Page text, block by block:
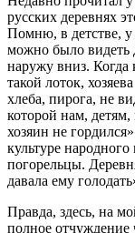
русских деревнях
Помню, в детстве, у
можно было видеть
наружу вниз. Когда
такой лоток,
хлеба, пирога, не
которой нам,
хозяин не
культуре
погорельцы.
давала ему
Правда, здесь, на
полное отчуждение